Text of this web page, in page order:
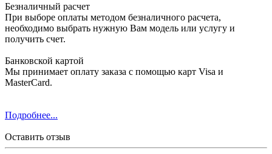
Безналичный расчет
При выборе оплаты методом безналичного расчета,
необходимо выбрать нужную Вам модель или услугу и
получить счет.
Банковской картой
Мы принимает оплату заказа с помощью карт Visa и
MasterCard.
Подробнее...
Оставить отзыв